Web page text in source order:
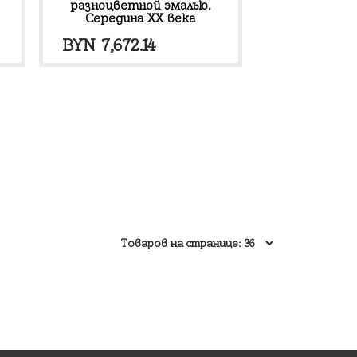
разноцветной эмалью.
Середина ХХ века
BYN 7,672.14